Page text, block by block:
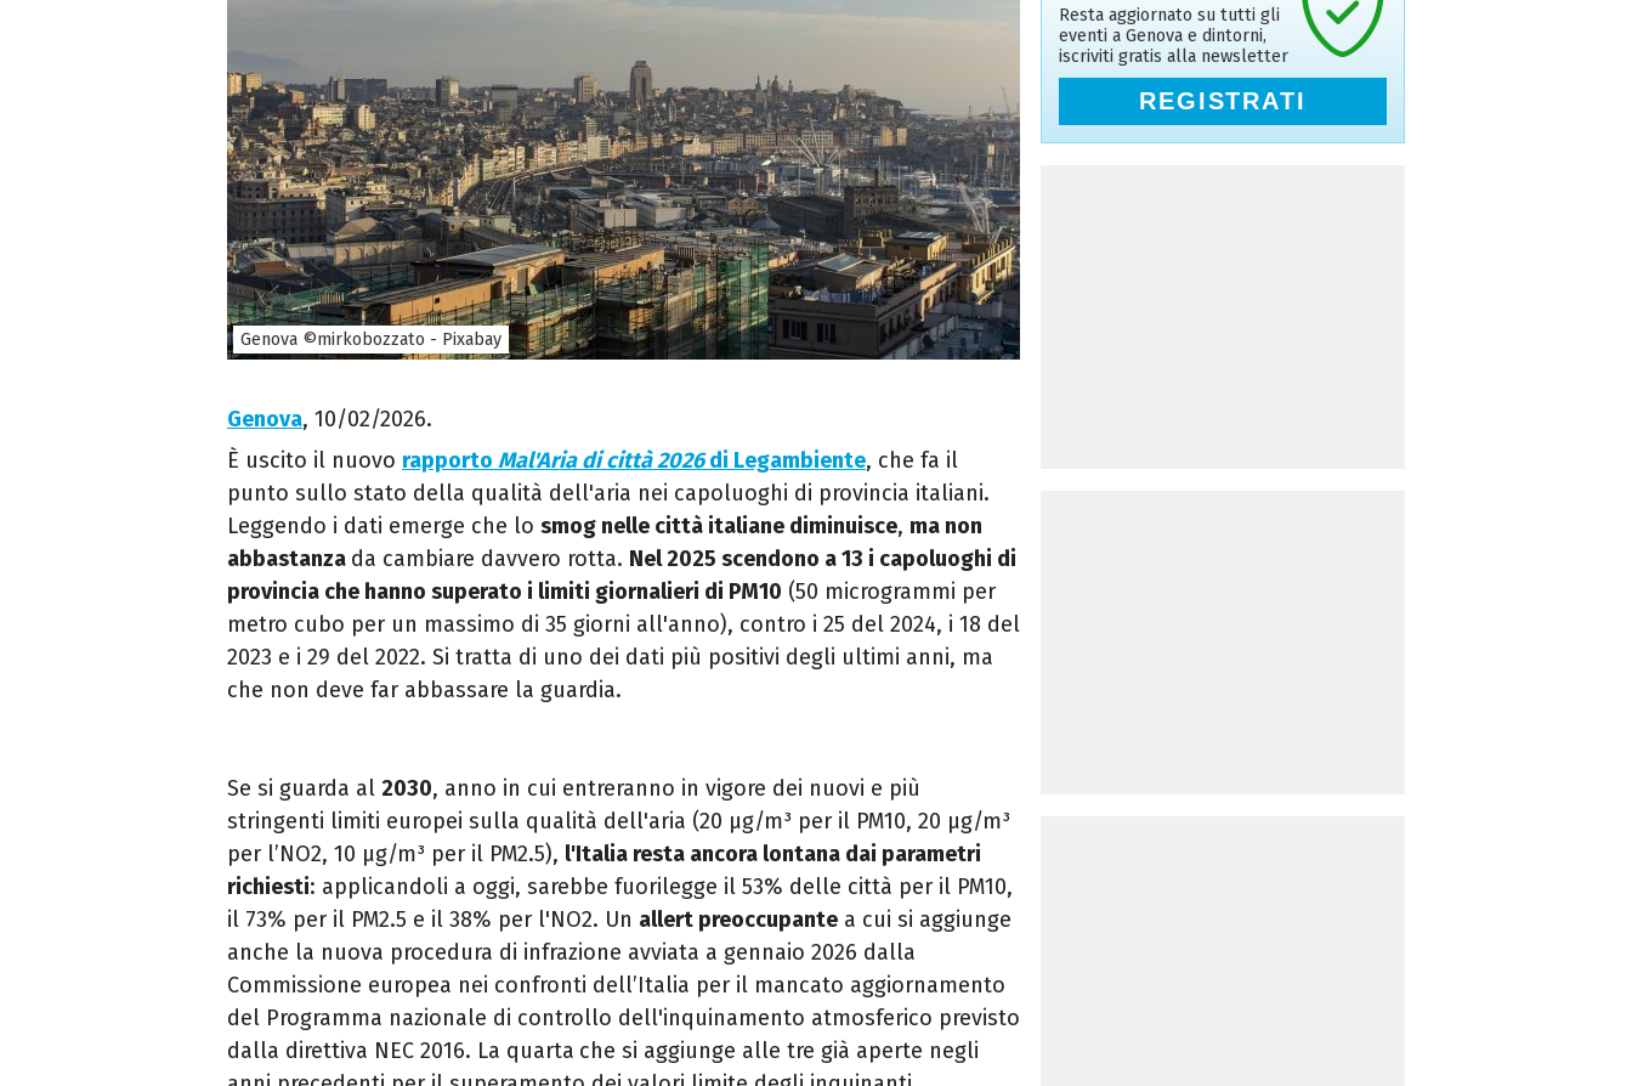
Genova ©mirkobozzato - Pixabay
Genova, 10/02/2026.
È uscito il nuovo rapporto Mal'Aria di città 2026di Legambiente, che fa il
punto sullo stato della qualità dell'aria nei capoluoghi di provincia italiani.
Leggendo i dati emerge che lo smog nelle città italiane diminuisce, ma non
abbastanza da cambiare davvero rotta. Nel 2025 scendono a 13 i capoluoghi di
provincia che hanno superato i limiti giornalieri di PM10 (50 microgrammi per
metro cubo per un massimo di 35 giorni all'anno), contro i 25 del 2024, i 18 del
2023 e i 29 del 2022. Si tratta di uno dei dati più positivi degli ultimi anni, ma
che non deve far abbassare la guardia.
Se si guarda al 2030, anno in cui entreranno in vigore dei nuovi e più
stringenti limiti europei sulla qualità dell'aria (20 µg/m³ per il PM10, 20 µg/m³
per l’NO2, 10 µg/m³ per il PM2.5), l'Italia resta ancora lontana dai parametri
richiesti: applicandoli a oggi, sarebbe fuorilegge il 53% delle città per il PM10,
il 73% per il PM2.5 e il 38% per l'NO2. Un allert preoccupante a cui si aggiunge
anche la nuova procedura di infrazione avviata a gennaio 2026 dalla
Commissione europea nei confronti dell’Italia per il mancato aggiornamento
del Programma nazionale di controllo dell'inquinamento atmosferico previsto
dalla direttiva NEC 2016. La quarta che si aggiunge alle tre già aperte negli
Resta aggiornato su tutti gli
eventi a Genova e dintorni,
iscriviti gratis alla newsletter
REGISTRATI